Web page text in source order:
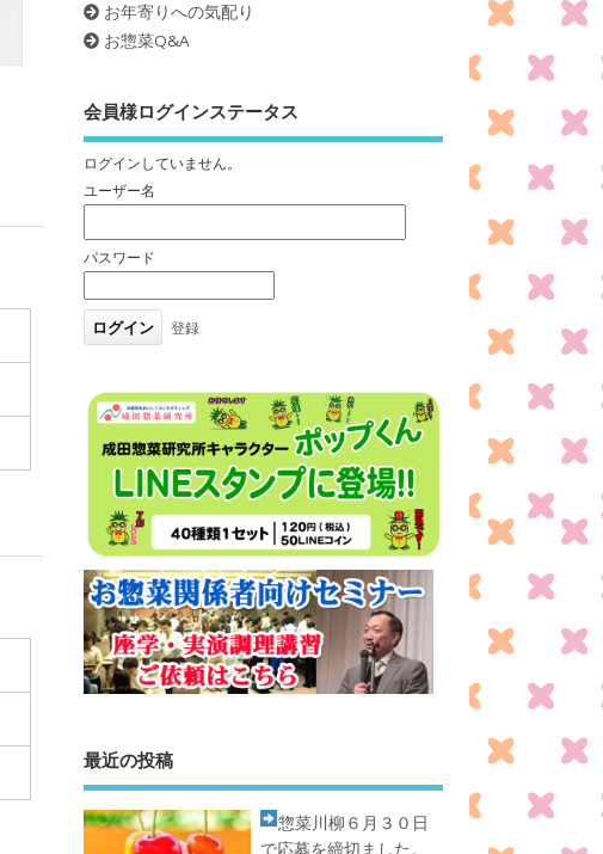
お年寄りへの気配り
お惣菜Q&A
会員様ログインステータス
ログインしていません。
ユーザー名
パスワード
登録
最近の投稿
惣菜川柳 ６月３０日
で応募を締切ました。